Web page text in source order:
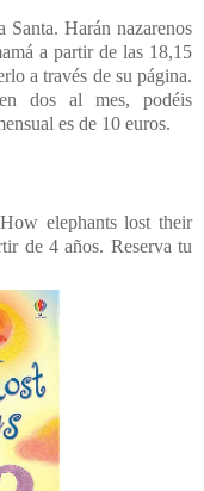
Santa. Harán nazarenos
a partir de las 18,15
a través de su página.
dos al mes, podéis
es de 10 euros.
elephants lost their
de 4 años. Reserva tu